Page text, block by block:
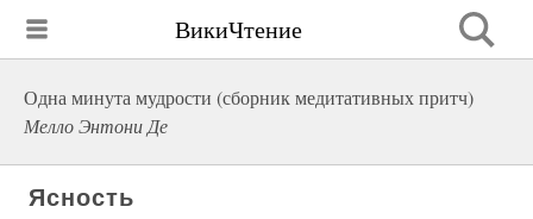
ВикиЧтение
Одна минута мудрости (сборник медитативных притч)
Мелло Энтони Де
Ясность